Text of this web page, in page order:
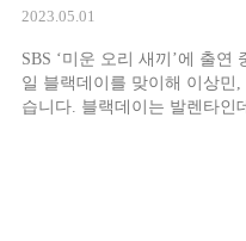
2023.05.01
SBS ‘미운 오리 새끼’에 출
일 블랙데이를 맞이해 이상민
습니다. 블랙데이는 발렌타인